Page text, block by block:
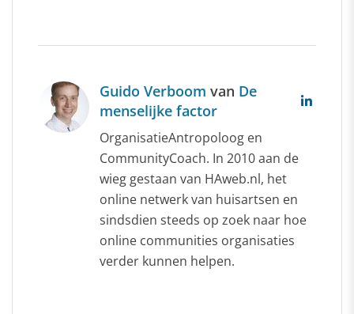
Guido Verboom van De
menselijke factor
OrganisatieAntropoloog en
CommunityCoach. In 2010 aan de
wieg gestaan van HAweb.nl, het
online netwerk van huisartsen en
sindsdien steeds op zoek naar hoe
online communities organisaties
verder kunnen helpen.